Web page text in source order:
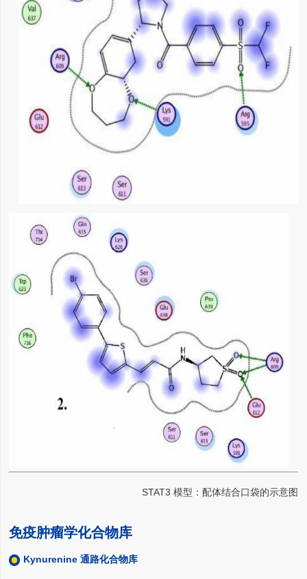
STAT3 模型：配体结合口袋的示意图
免疫肿瘤学化合物库
Kynurenine 通路化合物库